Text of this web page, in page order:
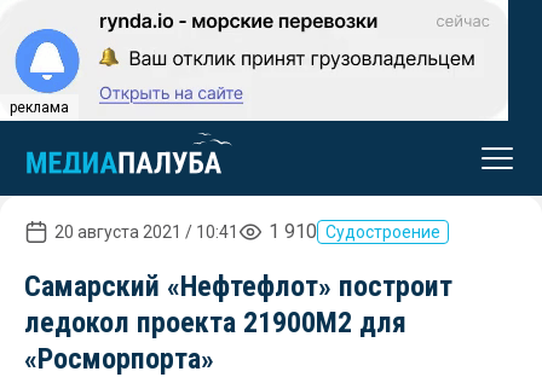
реклама
20 августа 2021 / 10:41 1 910 Судостроение
Самарский «Нефтефлот» построит
ледокол проекта 21900М2 для
«Росморпорта»